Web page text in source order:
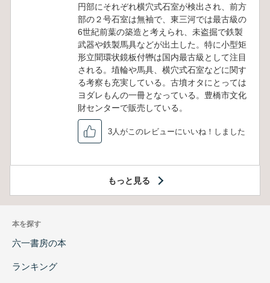
円部にそれぞれ横穴式石室が検出され、前方
部の２号石室は無袖で、東三河では最古級の
6世紀前葉の築造と考えられ、未盗掘で鉄製
武器や鉄製馬具などが出土した。特に小型矩
形立聞環状鏡板付轡は国内最古級として注目
される。埴輪や馬具、横穴式石室などに関す
る考察も充実している。古墳オタにとっては
ヨダレもんの一冊となっている。豊橋市文化
財センターで販売している。
3人がこのレビューにいいね！しました
もっと見る
本を探す
六一書房の本
ランキング